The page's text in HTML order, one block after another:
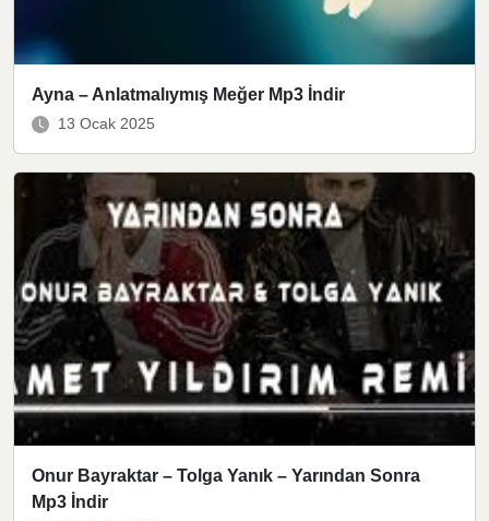
Ayna – Anlatmalıymış Meğer Mp3 İndir
13 Ocak 2025
Onur Bayraktar – Tolga Yanık – Yarından Sonra
Mp3 İndir